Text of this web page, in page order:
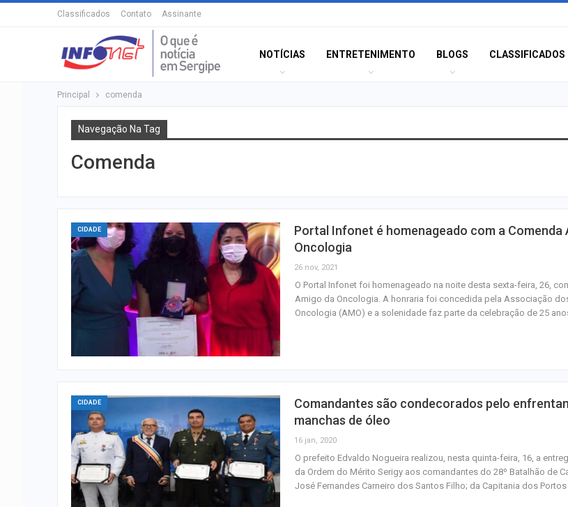
Classificados Contato Assinante
NOTÍCIAS ENTRETENIMENTO BLOGS CLASSIFICADOS
Principal comenda
Navegação Na Tag
Comenda
CIDADE
Portal Infonet é homenageado com a Comenda
Oncologia
26 nov, 2021
O Portal Infonet foi homenageado na noite desta sexta-feira, 26,
Amigo da Oncologia. A honraria foi concedida pela Associação
Oncologia (AMO) e a solenidade faz parte da celebração de 25
CIDADE
Comandantes são condecorados pelo
manchas de óleo
16 jan, 2020
O prefeito Edvaldo Nogueira realizou, nesta quinta-feira, 16, a
da Ordem do Mérito Serigy aos comandantes do 28º Batalhão de
José Fernandes Carneiro dos Santos Filho; da Capitania dos Portos
do